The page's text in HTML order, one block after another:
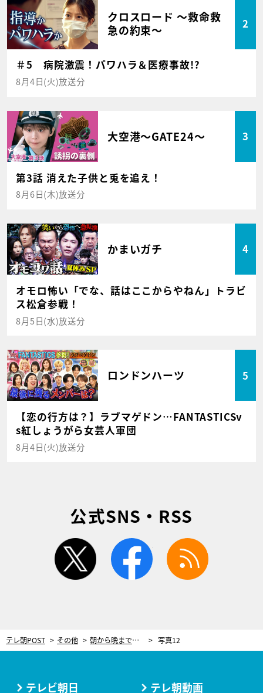
クロスロード ～救命救
急の約束～
2
＃5 病院激震！パワハラ＆医療事故!?
8月4日(火)放送分
大空港～GATE24～ 3
第3話 消えた子供と兎を追え！
8月6日(木)放送分
かまいガチ 4
オモロ怖い「でな、話はここからやねん」トラビ
ス松倉参戦！
8月5日(水)放送分
ロンドンハーツ 5
【恋の行方は？】ラブマゲドン…FANTASTICSv
s紅しょうがら女芸人軍団
8月4日(火)放送分
公式SNS・RSS
twitter facebook
テレ朝POST その他 朝から晩まで、館内で「お風呂巡り」が楽しめる！“癒やされ女子旅”にぴったりな箱根の湯宿 写真12
テレビ朝日 テレ朝動画